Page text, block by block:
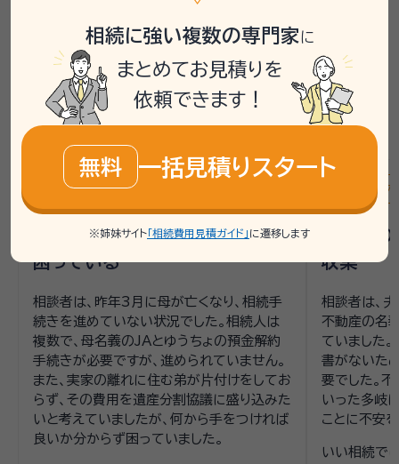
掲載している相談事例は、「いい相続」で過去にお受けした
ご相談内容をもとに、個人が特定されないよう匿名化・一
部編集したうえで要約したものです。実際に必要な手続き
や相談先は、お客様の状況により異なるため、詳しくは専
門家や相談窓口へご確認ください。
遺産分割 相続手続き
預金解約と実家の片付け費用で
困っている
相談者は、昨年3月に母が亡くなり、相続手
続きを進めていない状況でした。相続人は
複数で、母名義のJAとゆうちょの預金解約
手続きが必要ですが、進められていません。
また、実家の離れに住む弟が片付けをしてお
らず、その費用を遺産分割協議に盛り込みた
いと考えていましたが、何から手をつければ
良いか分からず困っていました。
初めて
収集
相談者は、
不動産の名
ていました
書がないた
要でした。
いった多岐
ことに不安
いい相続で
相続に強い複数の専門家に
まとめてお見積りを
依頼できます！
無料 一括見積りスタート
※姉妹サイト 「相続費用見積ガイド」 に遷移します